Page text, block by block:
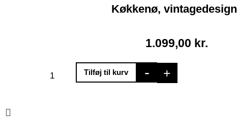
Køkkenø, vintagedesign
1.099,00 kr.
-
vintagedesign
+
Tilføj til kurv